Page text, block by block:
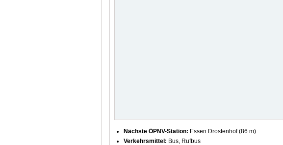
Nächste ÖPNV-Station: Essen Drostenhof (86 m)
Verkehrsmittel: Bus, Rufbus